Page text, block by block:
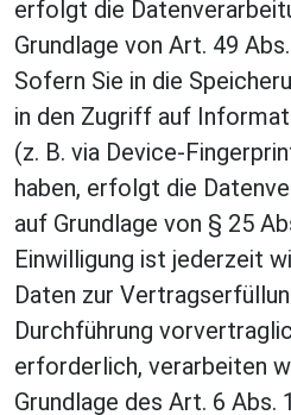
erfolgt die
Grundlage von Art. 49
Sofern Sie in die
in den Zugriff auf
(z. B. via Device-
haben, erfolgt die
auf Grundlage von § 25
Einwilligung ist jederzeit
Daten zur
Durchführung
erforderlich, verarbeiten
Grundlage des Art. 6 Abs.